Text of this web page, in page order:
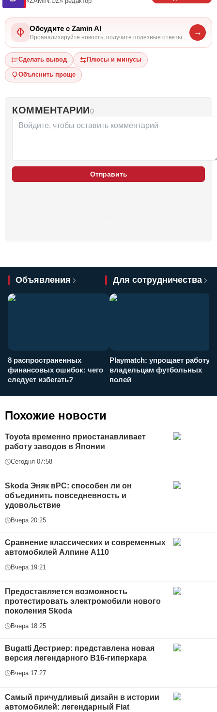
Обсудите с Zamin AI
Проанализируйте новость, получите полезные ответы
→
Сделать вывод Плюсы и минусы
Объяснить проще
КОММЕНТАРИИ0
Отправить
…
Объявления Для сотрудничества
8 распространенных
финансовых ошибок: чего
следует избегать?
Playmatch: упрощает работу
владельцам футбольных
полей
Похожие новости
Toyota временно приостанавливает
работу заводов в Японии
Сегодня 07:58
Skoda Эняк вРС: способен ли он
объединить повседневность и
удовольствие
Вчера 20:25
Сравнение классических и современных
автомобилей Алпине А110
Вчера 19:21
Предоставляется возможность
протестировать электромобили нового
поколения Skoda
Вчера 18:25
Bugatti Дестриер: представлена новая
версия легендарного В16-гиперкара
Вчера 17:27
Самый причудливый дизайн в истории
автомобилей: легендарный Fiat